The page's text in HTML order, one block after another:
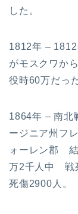
した。
1812年 –
がモスクワか
役時60万だっ
1864年 – 南北
ージニア州フ
ォーレン
万2千人中
死傷2900人。